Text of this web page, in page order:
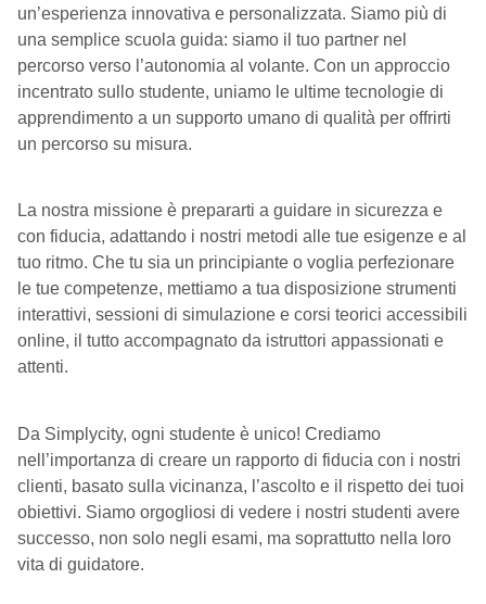
un’esperienza innovativa e personalizzata. Siamo più di
una semplice scuola guida: siamo il tuo partner nel
percorso verso l’autonomia al volante. Con un approccio
incentrato sullo studente, uniamo le ultime tecnologie di
apprendimento a un supporto umano di qualità per offrirti
un percorso su misura.
La nostra missione è prepararti a guidare in sicurezza e
con fiducia, adattando i nostri metodi alle tue esigenze e al
tuo ritmo. Che tu sia un principiante o voglia perfezionare
le tue competenze, mettiamo a tua disposizione strumenti
interattivi, sessioni di simulazione e corsi teorici accessibili
online, il tutto accompagnato da istruttori appassionati e
attenti.
Da Simplycity, ogni studente è unico! Crediamo
nell’importanza di creare un rapporto di fiducia con i nostri
clienti, basato sulla vicinanza, l’ascolto e il rispetto dei tuoi
obiettivi. Siamo orgogliosi di vedere i nostri studenti avere
successo, non solo negli esami, ma soprattutto nella loro
vita di guidatore.